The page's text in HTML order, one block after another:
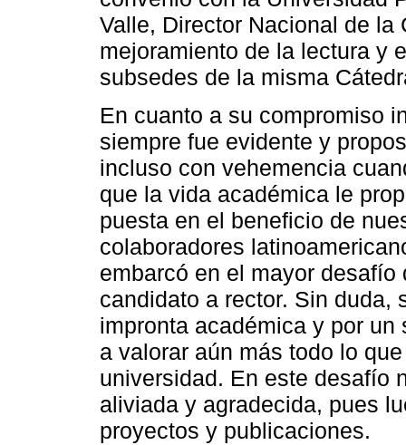
Valle, Director Nacional de la
mejoramiento de la lectura y
subsedes de la misma
En cuanto a su compromiso
siempre fue evidente y
incluso con vehemencia
que la vida académica le
puesta en el beneficio de
colaboradores
embarcó en el mayor
candidato a rector. Sin duda,
impronta académica y por
a valorar aún más todo lo
universidad. En este desafío
aliviada y agradecida, pues
proyectos y publicaciones.